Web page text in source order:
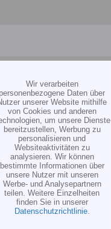
servo,t-rex 500
Wir verarbeiten
personenbezogene Daten über
unserer Website mithilfe
von Cookies und anderen
um unsere Dienste
bereitzustellen, Werbung zu
personalisieren und
Websiteaktivitäten zu
analysieren. Wir können
bestimmte Informationen über
unsere Nutzer mit unseren
Werbe- und Analysepartnern
teilen. Weitere Einzelheiten
finden Sie in unserer
Datenschutzrichtlinie.